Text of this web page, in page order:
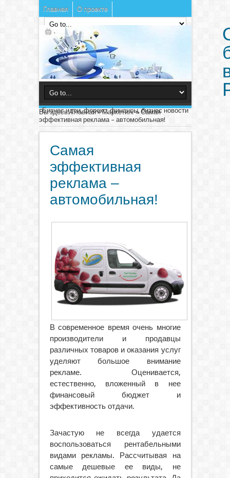
Главная О проекте
Бизнес идеи, форекс, финансы, бизнес новости
Вы здесь:Главная»Маркетинг»Самая
эффективная реклама – автомобильная!
Самая
эффективная
реклама –
автомобильная!
В современное время очень многие
производители и продавцы
различных товаров и оказания услуг
уделяют большое внимание
рекламе. Оценивается,
естественно, вложенный в нее
финансовый бюджет и
эффективность отдачи.
Зачастую не всегда удается
воспользоваться рентабельными
видами рекламы. Рассчитывая на
самые дешевые ее виды, не